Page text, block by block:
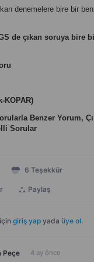
denemelere bire bir
de çıkan soruya bire
KOPAR)
Benzer Yorum,
Sorular
6 Teşekkür
Paylaş
giriş yap yada üye ol.
Peçe
4 ay önce